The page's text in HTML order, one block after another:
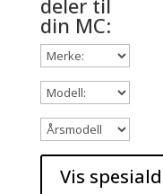
deler til
din MC: